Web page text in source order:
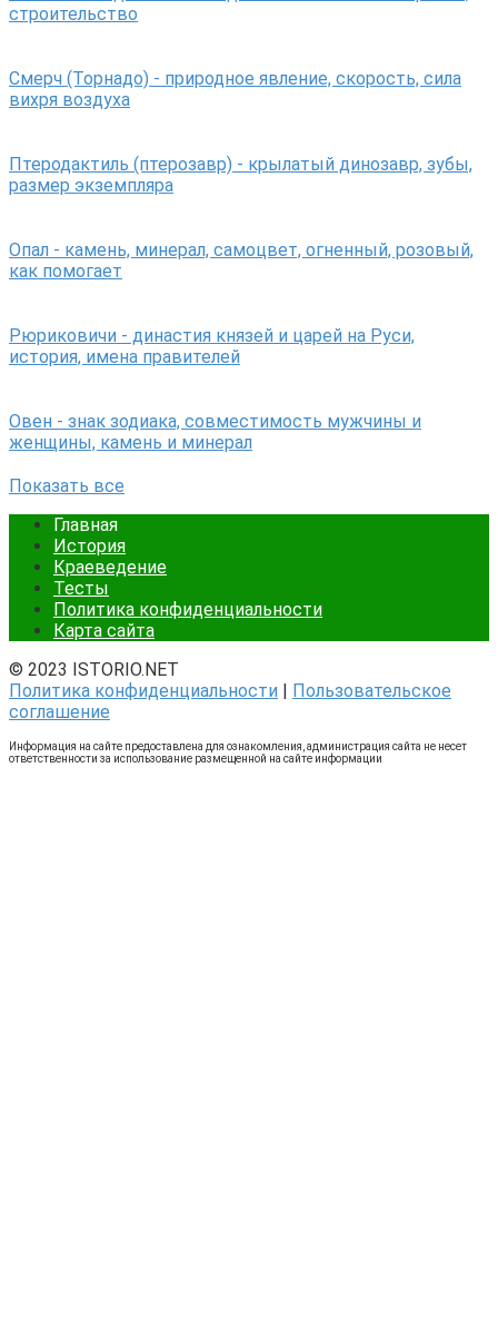
строительство
Смерч (Торнадо) - природное явление, скорость, сила
вихря воздуха
Птеродактиль (птерозавр) - крылатый динозавр, зубы,
размер экземпляра
Опал - камень, минерал, самоцвет, огненный, розовый,
как помогает
Рюриковичи - династия князей и царей на Руси,
история, имена правителей
Овен - знак зодиака, совместимость мужчины и
женщины, камень и минерал
Показать все
Главная
История
Краеведение
Тесты
Политика конфиденциальности
Карта сайта
© 2023 ISTORIO.NET
Политика конфиденциальности | Пользовательское
соглашение
Информация на сайте предоставлена для ознакомления, администрация сайта не несет
ответственности за использование размещенной на сайте информации